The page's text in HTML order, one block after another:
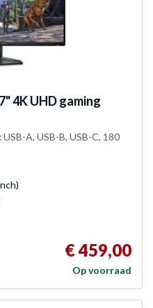
4K UHD gaming
A, USB-B, USB-C, 180
€ 459,00
Op voorraad